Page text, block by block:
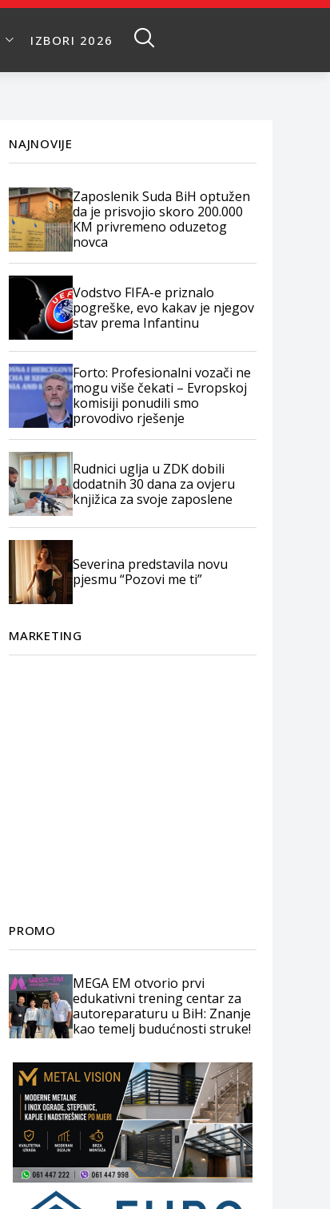
IZBORI 2026
NAJNOVIJE
Zaposlenik Suda BiH optužen
da je prisvojio skoro 200.000
KM privremeno oduzetog
novca
Vodstvo FIFA-e priznalo
pogreške, evo kakav je njegov
stav prema Infantinu
Forto: Profesionalni vozači ne
mogu više čekati – Evropskoj
komisiji ponudili smo
provodivo rješenje
Rudnici uglja u ZDK dobili
dodatnih 30 dana za ovjeru
knjižica za svoje zaposlene
Severina predstavila novu
pjesmu “Pozovi me ti”
MARKETING
PROMO
MEGA EM otvorio prvi
edukativni trening centar za
autoreparaturu u BiH: Znanje
kao temelj budućnosti struke!